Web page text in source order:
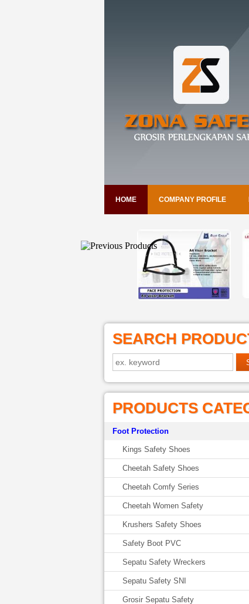
HOME COMPANY PROFILE
SEARCH
PRODUCTS
Foot Protection
Kings Safety Shoes
Cheetah Safety Shoes
Cheetah Comfy Series
Cheetah Women Safety
Krushers Safety Shoes
Safety Boot PVC
Sepatu Safety Wreckers
Sepatu Safety SNI
Grosir Sepatu Safety